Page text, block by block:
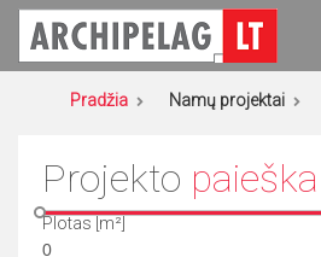
Eiti
turinio
Archipelag
Namų projektai
Pradžia Namų projektai
Projekto paieška
Plotas [m²]